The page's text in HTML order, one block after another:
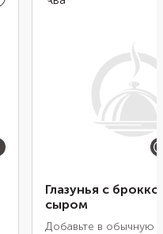
Глазунья с
сыром
Добавьте в обычную